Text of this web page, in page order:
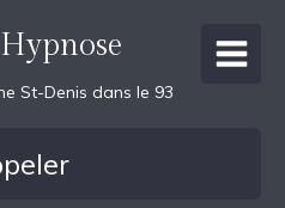
St-Denis dans le 93